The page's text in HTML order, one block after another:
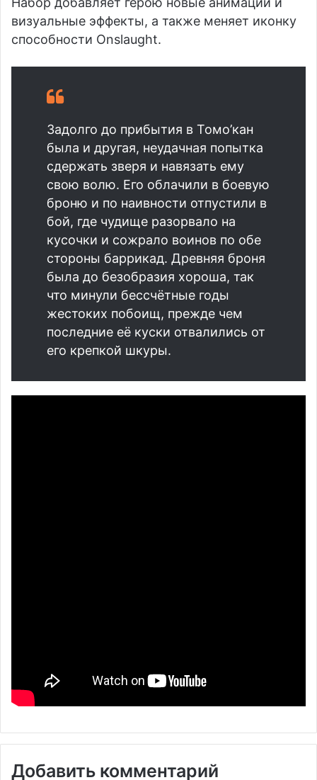
визуальные эффекты, а также меняет иконку
способности Onslaught.
Задолго до прибытия в Томо’кан
была и другая, неудачная попытка
сдержать зверя и навязать ему
свою волю. Его облачили в боевую
броню и по наивности отпустили в
бой, где чудище разорвало на
кусочки и сожрало воинов по обе
стороны баррикад. Древняя броня
была до безобразия хороша, так
что минули бессчётные годы
жестоких побоищ, прежде чем
последние её куски отвалились от
его крепкой шкуры.
Добавить комментарий